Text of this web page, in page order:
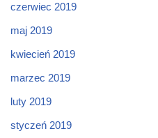
czerwiec 2019
maj 2019
kwiecień 2019
marzec 2019
luty 2019
styczeń 2019